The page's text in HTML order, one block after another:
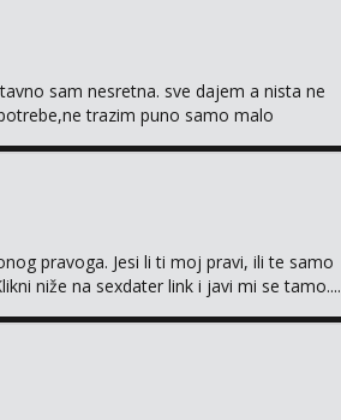
sam nesretna. sve dajem a nista ne
trazim puno samo malo
pravoga. Jesi li ti moj pravi, ili te samo
niže na sexdater link i javi mi se tamo....